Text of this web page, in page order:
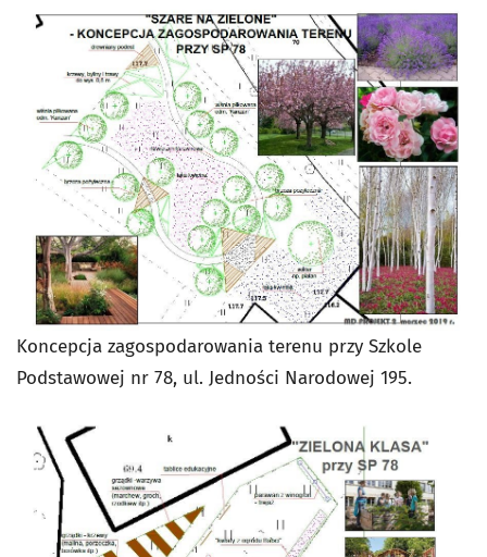
Koncepcja zagospodarowania terenu przy Szkole
Podstawowej nr 78, ul. Jedności Narodowej 195.